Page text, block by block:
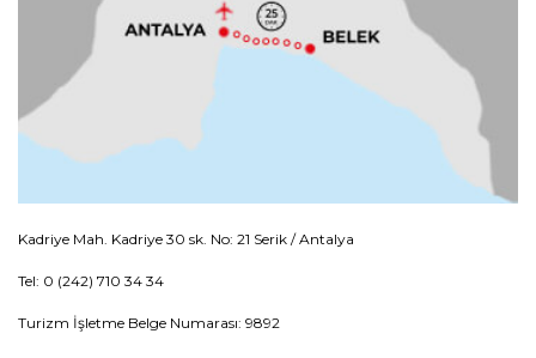
Kadriye Mah. Kadriye 30 sk. No: 21 Serik / Antalya
Tel: 0 (242) 710 34 34
Turizm İşletme Belge Numarası: 9892